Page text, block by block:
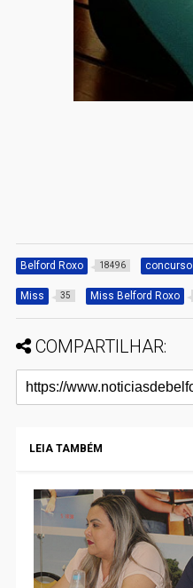
Belford Roxo 18496 concurso
Miss 35 Miss Belford Roxo
COMPARTILHAR:
LEIA TAMBÉM